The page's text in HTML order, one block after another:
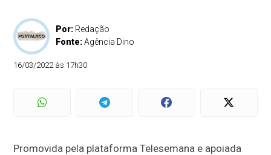
Por: Redação
Fonte:Agência Dino
16/03/2022 às 17h30
Promovida pela plataforma Telesemana e apoiada